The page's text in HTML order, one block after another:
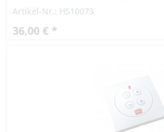
Artikel-Nr.: HS10073
36,00 € *